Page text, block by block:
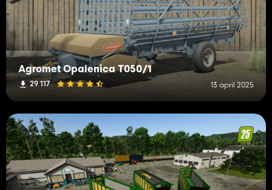
Agromet Opalenica T050/1
29 117 13 april 2025